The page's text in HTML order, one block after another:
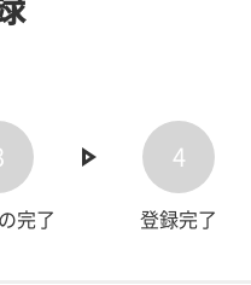
完了
4
登録完了